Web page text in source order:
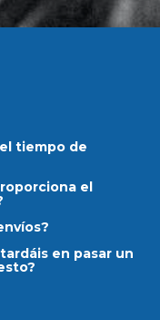
tiempo de
el
en pasar un